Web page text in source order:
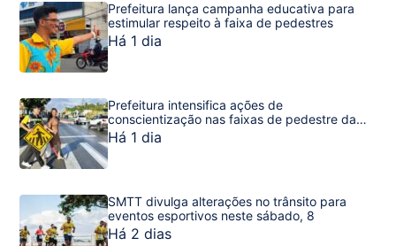
Prefeitura lança campanha educativa para
estimular respeito à faixa de pedestres
Há 1 dia
Prefeitura intensifica ações de
conscientização nas faixas de pedestre da
capital sergipana
Há 1 dia
SMTT divulga alterações no trânsito para
eventos esportivos neste sábado, 8
Há 2 dias